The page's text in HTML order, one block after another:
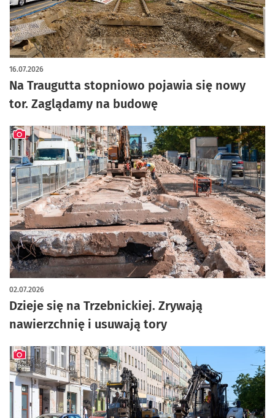
Na Traugutta stopniowo pojawia się nowy
tor. Zaglądamy na budowę
16.07.2026
artykuł z galerią zdjęć
Dzieje się na Trzebnickiej. Zrywają
nawierzchnię i usuwają tory
02.07.2026
artykuł z galerią zdjęć